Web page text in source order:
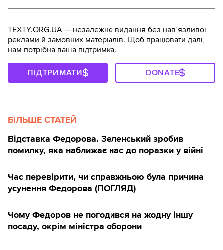
TEXTY.ORG.UA — незалежне видання без навʼязливої
реклами й замовних матеріалів. Щоб працювати далі,
нам потрібна ваша підтримка.
ПІДТРИМАТИ DONATE
БІЛЬШЕ СТАТЕЙ
Відставка Федорова. Зеленський зробив
помилку, яка наближає нас до поразки у війні
Час перевірити, чи справжньою була причина
усунення Федорова (ПОГЛЯД)
Чому Федоров не погодився на жодну іншу
посаду, окрім міністра оборони